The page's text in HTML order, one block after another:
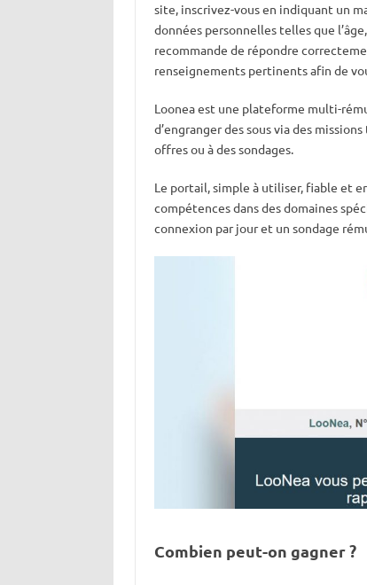
site, inscrivez-vous en indiquant un
données personnelles telles que
recommande de répondre
renseignements pertinents afin de
Loonea est une plateforme multi-
d’engranger des sous via des
offres ou à des sondages.
Le portail, simple à utiliser, fiable et
compétences dans des domaines
connexion par jour et un sondage
Combien peut-on gagner ?